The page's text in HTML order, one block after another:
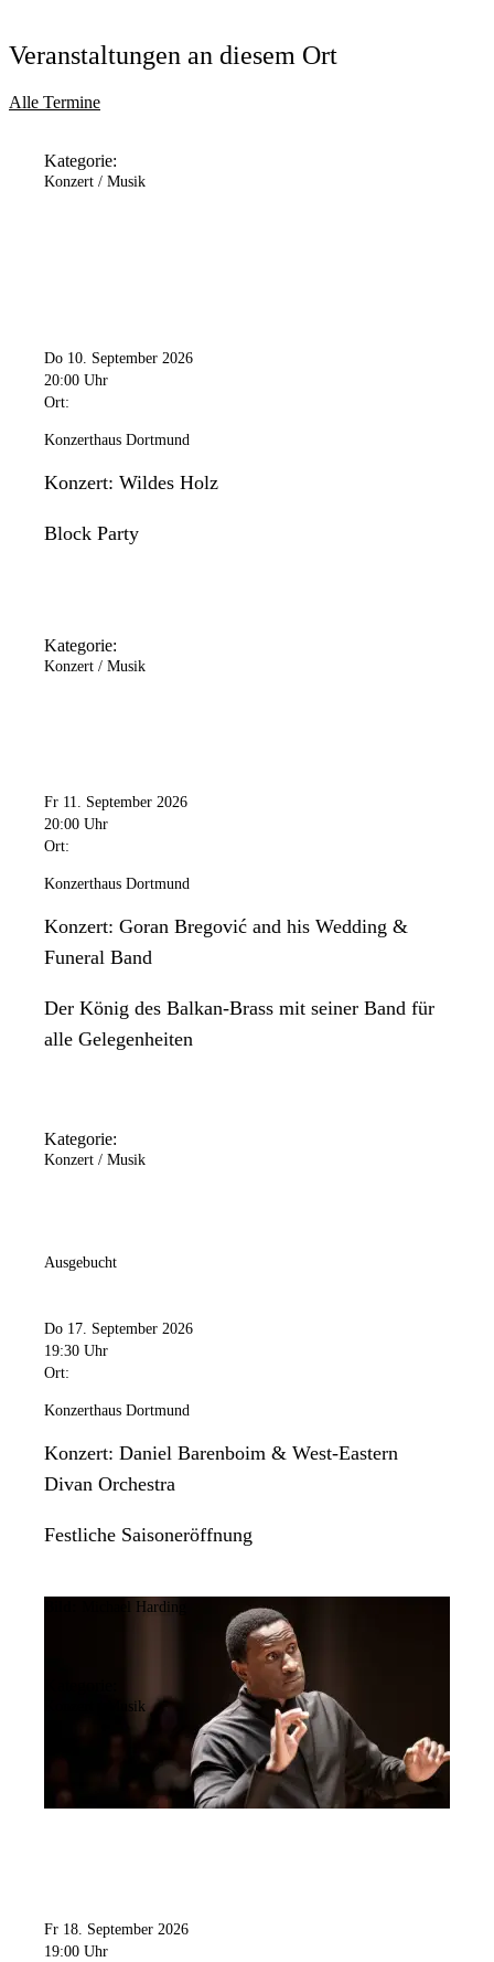
Veranstaltungen an diesem Ort
Alle Termine
Kategorie:
Konzert / Musik
Do 10. September 2026
20:00 Uhr
Ort:
Konzerthaus Dortmund
Konzert: Wildes Holz
Block Party
Kategorie:
Konzert / Musik
Fr 11. September 2026
20:00 Uhr
Ort:
Konzerthaus Dortmund
Konzert: Goran Bregović and his Wedding &
Funeral Band
Der König des Balkan-Brass mit seiner Band für
alle Gelegenheiten
Kategorie:
Konzert / Musik
Ausgebucht
Do 17. September 2026
19:30 Uhr
Ort:
Konzerthaus Dortmund
Konzert: Daniel Barenboim & West-Eastern
Divan Orchestra
Festliche Saisoneröffnung
Michael Harding
Konzert / Musik
Fr 18. September 2026
19:00 Uhr